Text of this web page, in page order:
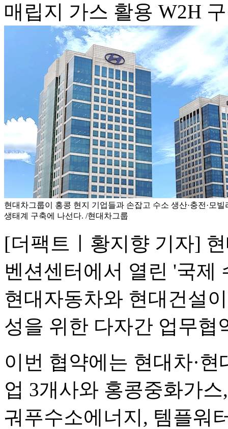
매립지 가스 활용 W2H
현대차그룹이 홍콩 현지 기업들과 손잡고 수소 생산·충전·모
생태계 구축에 나선다. /현대차그룹
[더팩트ㅣ황지향 기자]
벤션센터에서 열린 '국제
현대자동차와 현대건설
성을 위한 다자간 업무협
이번 협약에는 현대차·
업 3개사와 홍콩중화가
궈푸수소에너지, 템플워